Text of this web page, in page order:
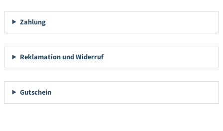
Zahlung
Reklamation und Widerruf
Gutschein